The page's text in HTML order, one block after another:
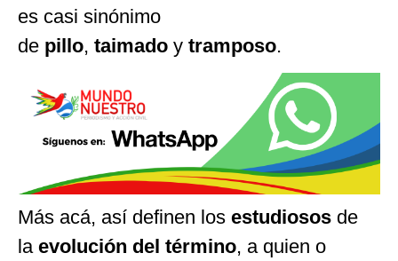
es casi sinónimo
de pillo, taimado y tramposo.
Más acá, así definen los estudiosos de
la evolución del término, a quien o